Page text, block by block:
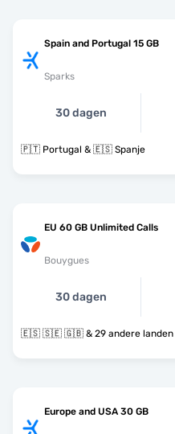
Spain and Portugal 15 GB
Sparks
30 dagen
🇵🇹 Portugal & 🇪🇸 Spanje
EU 60 GB Unlimited Calls
Bouygues
30 dagen
🇪🇸 🇸🇪 🇬🇧 & 29 andere landen
Europe and USA 30 GB